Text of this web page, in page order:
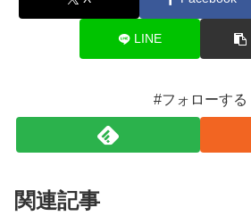
LINE
#フォローする
関連記事